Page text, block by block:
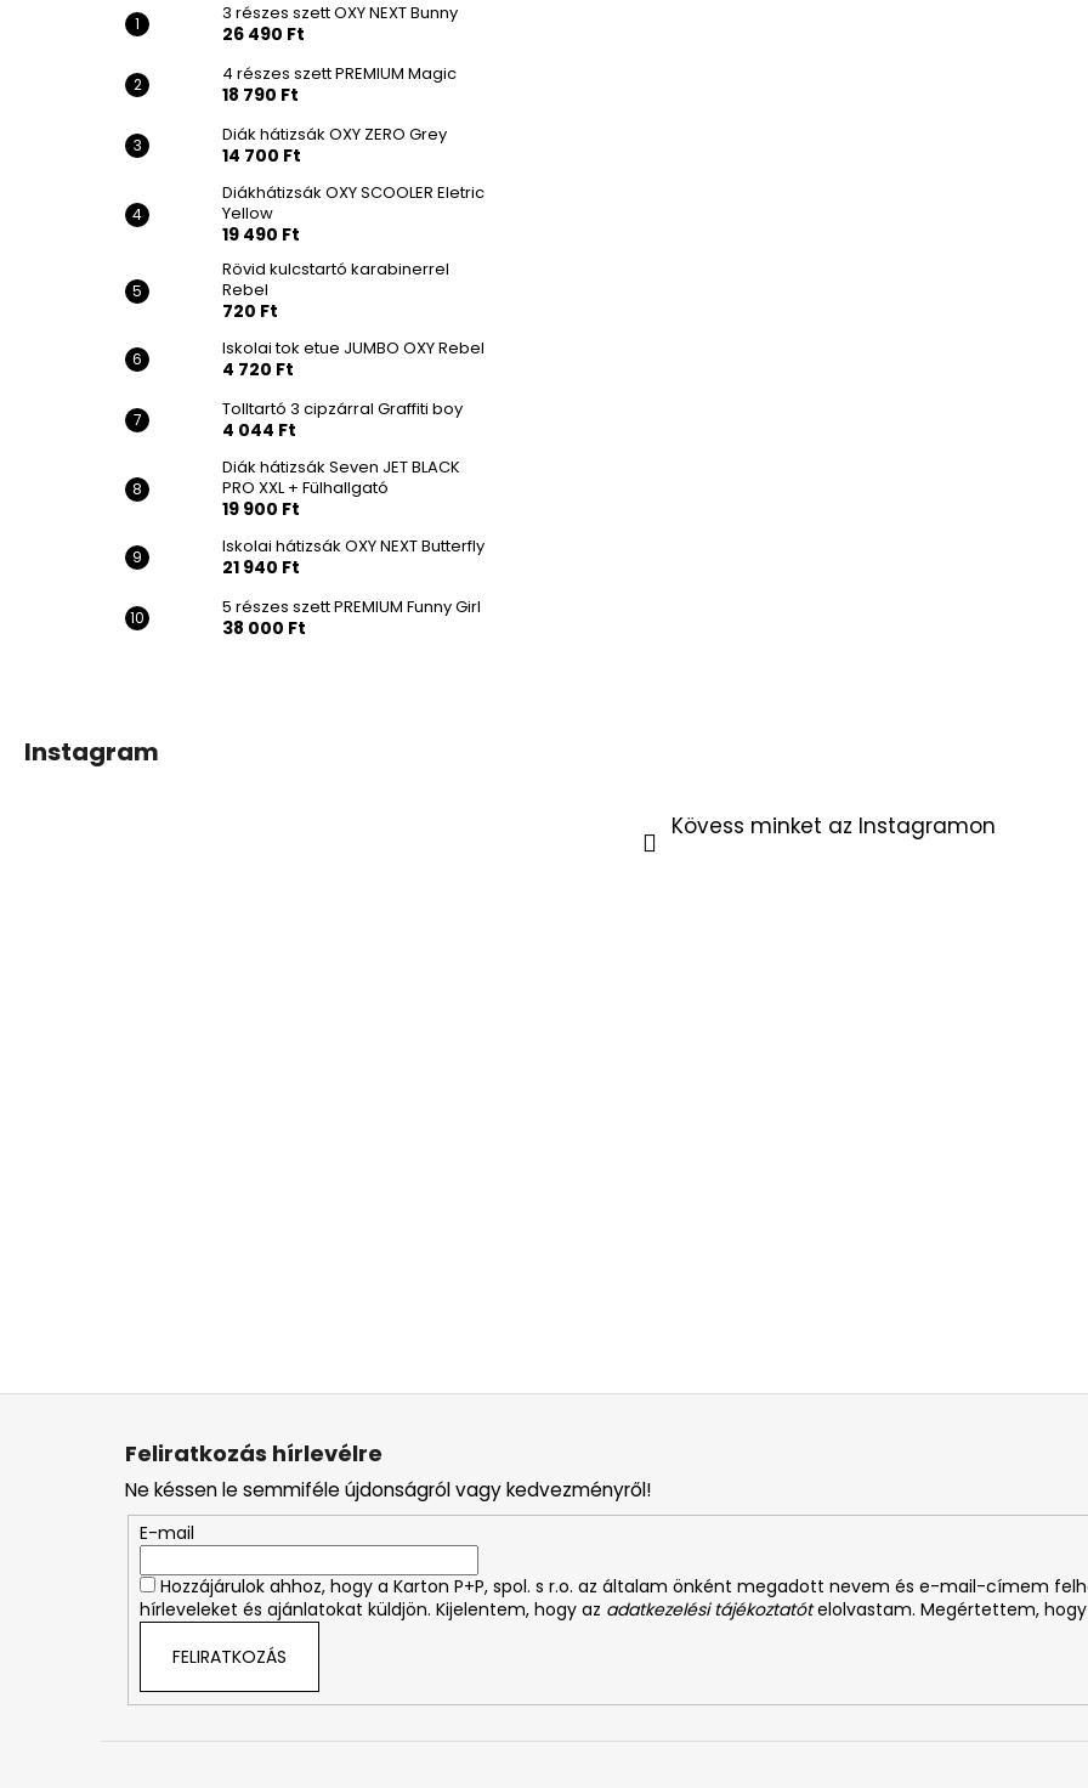
3 részes szett OXY NEXT Bunny
26 490 Ft
4 részes szett PREMIUM Magic
18 790 Ft
Diák hátizsák OXY ZERO Grey
14 700 Ft
Diákhátizsák OXY SCOOLER Eletric
Yellow
19 490 Ft
Rövid kulcstartó karabinerrel
Rebel
720 Ft
Iskolai tok etue JUMBO OXY Rebel
4 720 Ft
Tolltartó 3 cipzárral Graffiti boy
4 044 Ft
Diák hátizsák Seven JET BLACK
PRO XXL + Fülhallgató
19 900 Ft
Iskolai hátizsák OXY NEXT Butterfly
21 940 Ft
5 részes szett PREMIUM Funny Girl
38 000 Ft
Instagram
Kövess minket az Instagramon
L
Feliratkozás hírlevélre
Ne késsen le semmiféle újdonságról vagy kedvezményről!
E-mail
Hozzájárulok ahhoz, hogy a Karton P+P, spol. s r.o. az általam önként megadott nevem és e-mail-címem
hírleveleket és ajánlatokat küldjön. Kijelentem, hogy az adatkezelési tájékoztatótelolvastam. Megértettem,
FELIRATKOZÁS